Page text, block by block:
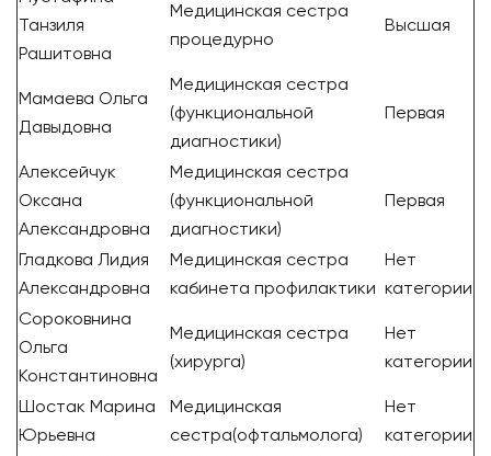
Танзиля
Рашитовна
Медицинская сестра
процедурно
Высшая
Мамаева Ольга
Давыдовна
Медицинская сестра
(функциональной
диагностики)
Первая
Алексейчук
Оксана
Александровна
Медицинская сестра
(функциональной
диагностики)
Первая
Гладкова Лидия
Александровна
Медицинская сестра
кабинета профилактики
Нет
категории
Сороковнина
Ольга
Константиновна
Медицинская сестра
(хирурга)
Нет
категории
Шостак Марина
Юрьевна
Медицинская
сестра(офтальмолога)
Нет
категории